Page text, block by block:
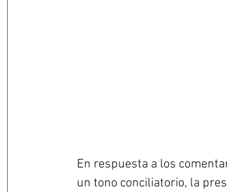
En respuesta a los
un tono conciliatorio, la